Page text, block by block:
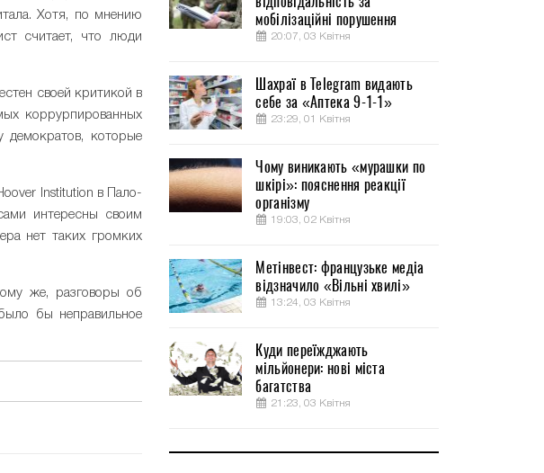
Хотя, по мнению
считает, что люди
своей критикой в
коррурпированных
которые
Institution в Пало-
интересны своим
нет таких громких
же, разговоры об
бы неправильное
мобілізаційні порушення
20:07, 03 Квітня
Шахраї в Telegram видають
себе за «Аптека 9-1-1»
23:29, 01 Квітня
Чому виникають «мурашки по
шкірі»: пояснення реакції
організму
19:03, 02 Квітня
Метінвест: французьке медіа
відзначило «Вільні хвилі»
13:24, 03 Квітня
Куди переїжджають
мільйонери: нові міста
багатства
21:23, 03 Квітня